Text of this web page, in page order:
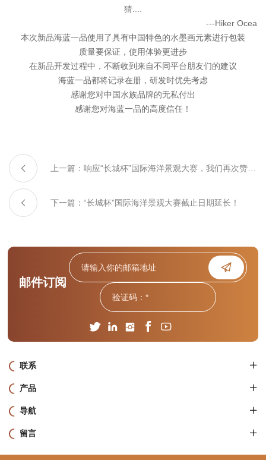
猜....
---Hiker Ocea
本次新品海蓝一品使用了具有中国特色的水墨画元素进行包装
质量要保证，使用体验更进步
在新品开发过程中，不断收到来自不同平台朋友们的建议
海蓝一品都将记录在册，研发时优先考虑
感谢您对中国水族品牌的无私付出
感谢您对海蓝一品的高度信任！
上一篇：响应“长城杯”国际海洋景观大赛，我们再次赞
下一篇：“长城杯”国际海洋景观大赛截止日期延长！
邮件订阅
联系
产品
导航
留言